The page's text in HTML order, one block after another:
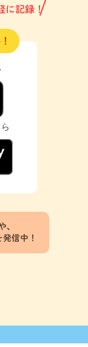
に記録！
、
信中！